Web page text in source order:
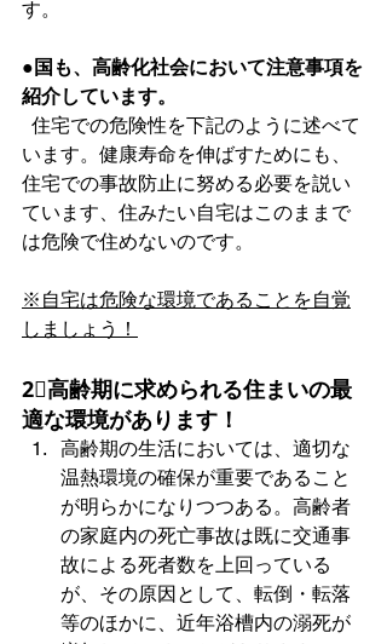
す。
●国も、高齢化社会において注意事項を
紹介しています。
います。健康寿命を伸ばすためにも、
住宅での事故防止に努める必要を説い
ています、住みたい自宅はこのままで
は危険で住めないのです。
※自宅は危険な環境であることを自覚
しましょう！
2⃣高齢期に求められる住まいの最
適な環境があります！
高齢期の生活においては、適切な
温熱環境の確保が重要であること
が明らかになりつつある。高齢者
の家庭内の死亡事故は既に交通事
故による死者数を上回っている
が、その原因として、転倒・転落
等のほかに、近年浴槽内の溺死が